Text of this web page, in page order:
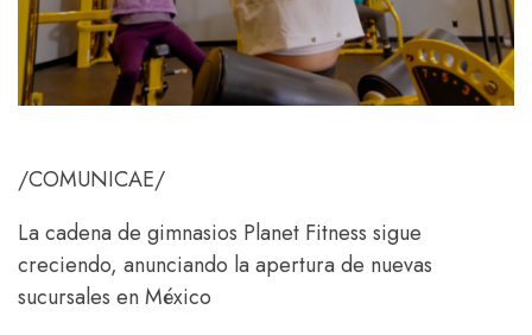
/COMUNICAE/
La cadena de gimnasios Planet Fitness sigue
creciendo, anunciando la apertura de nuevas
sucursales en México